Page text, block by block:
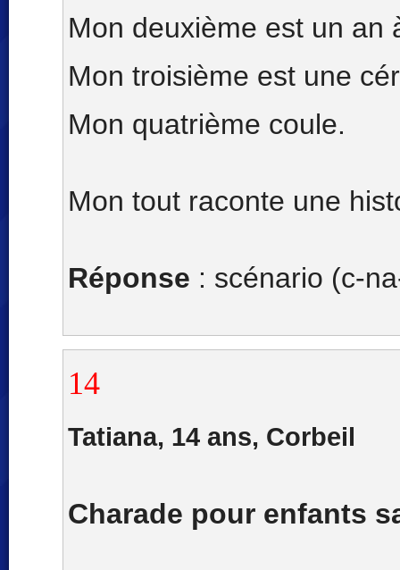
Mon deuxième est un an
Mon troisième est une
Mon quatrième coule.
Mon tout raconte une
Réponse : scénario (c-
14
Tatiana, 14 ans, Corbeil
Charade pour enfants